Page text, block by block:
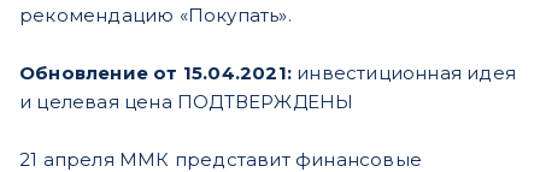
рекомендацию «Покупать».
Обновление от 15.04.2021: инвестиционная идея
и целевая цена ПОДТВЕРЖДЕНЫ
21 апреля ММК представит финансовые